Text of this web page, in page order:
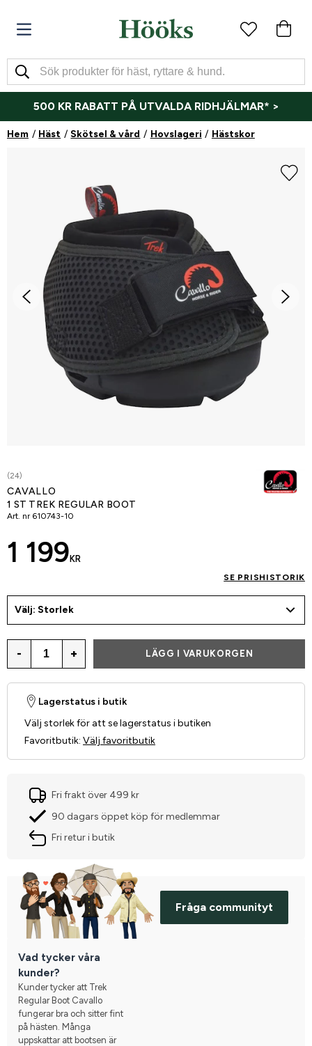
500 KR RABATT PÅ UTVALDA RIDHJÄLMAR* >
Hem Häst Skötsel & vård Hovslageri Hästskor
(24)
CAVALLO
1 ST TREK REGULAR BOOT
Art. nr 610743-10
1 199 KR
SE PRISHISTORIK
Välj: Storlek
- + LÄGG I VARUKORGEN
Lagerstatus i butik
Välj storlek för att se lagerstatus i butiken
Favoritbutik: Välj favoritbutik
Fri frakt över 499 kr
90 dagars öppet köp för medlemmar
Fri retur i butik
Fråga communityt
Vad tycker våra
kunder?
Kunder tycker att Trek
Regular Boot Cavallo
fungerar bra och sitter fint
på hästen. Många
uppskattar att bootsen är